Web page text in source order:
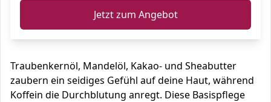
Jetzt zum Angebot
Traubenkernöl, Mandelöl, Kakao- und Sheabutter
zaubern ein seidiges Gefühl auf deine Haut, während
Koffein die Durchblutung anregt. Diese Basispflege